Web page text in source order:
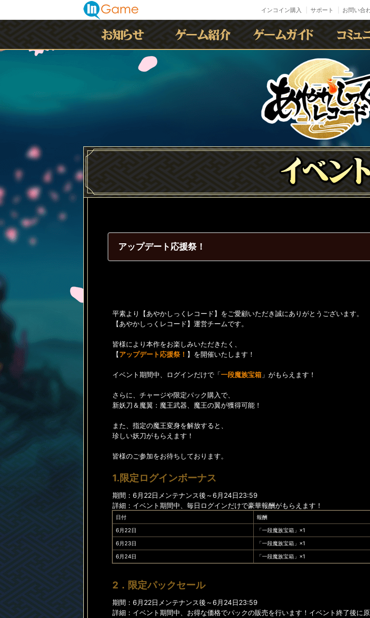
インコイン購入 サポート お問い合
イベント
アップデート応援祭！
平素より【あやかしっくレコード】をご愛顧いただき誠にありがとうございます。
【あやかしっくレコード】運営チームです。
皆様により本作をお楽しみいただきたく、
【アップデート応援祭 ！ 】を開催いたします！
イベント期間中、ログインだけで「一段魔族宝箱 」がもらえます！
さらに、チャージや限定パック購入で、
新妖刀＆魔翼：魔王武器、魔王の翼が獲得可能！
また、指定の魔王変身を解放すると、
珍しい妖刀がもらえます！
皆様のご参加をお待ちしております。
1.限定ログインボーナス
期間：6月22日メンテナンス後～6月24日23:59
詳細：イベント期間中、毎日ログインだけで豪華報酬がもらえます！
日付
報酬
6月22日
「一段魔族宝箱」×1
6月23日
「一段魔族宝箱」×1
6月24日
「一段魔族宝箱」×1
2．限定パックセール
期間：6月22日メンテナンス後～6月24日23:59
詳細：イベント期間中、お得な価格でパックの販売を行います！イベント終了後に